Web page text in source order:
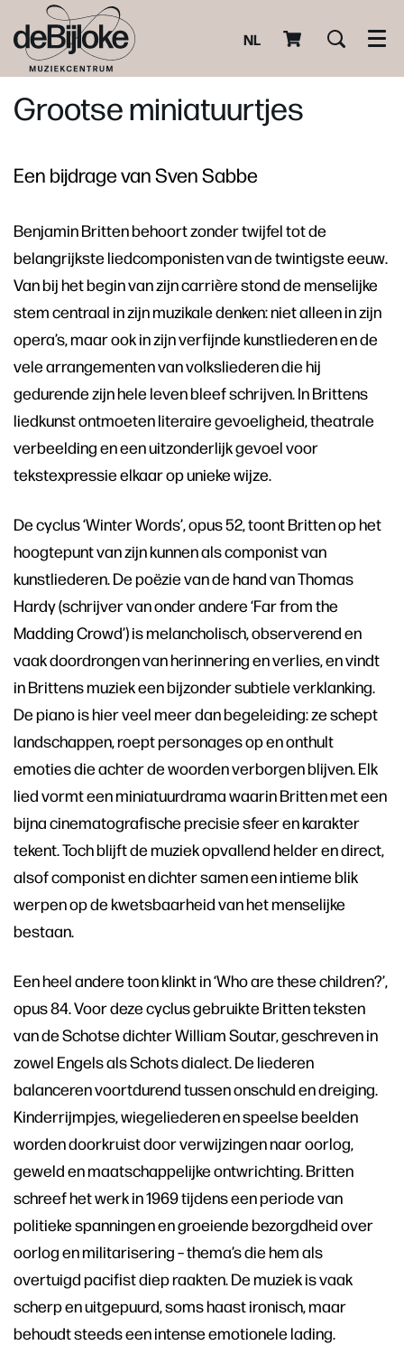
NL
Grootse miniatuurtjes
Een bijdrage van Sven Sabbe
Benjamin Britten behoort zonder twijfel tot de
belangrijkste liedcomponisten van de twintigste eeuw.
Van bij het begin van zijn carrière stond de menselijke
stem centraal in zijn muzikale denken: niet alleen in zijn
opera’s, maar ook in zijn verfijnde kunstliederen en de
vele arrangementen van volksliederen die hij
gedurende zijn hele leven bleef schrijven. In Brittens
liedkunst ontmoeten literaire gevoeligheid, theatrale
verbeelding en een uitzonderlijk gevoel voor
tekstexpressie elkaar op unieke wijze.
De cyclus ‘Winter Words’, opus 52, toont Britten op het
hoogtepunt van zijn kunnen als componist van
kunstliederen. De poëzie van de hand van Thomas
Hardy (schrijver van onder andere ‘Far from the
Madding Crowd’) is melancholisch, observerend en
vaak doordrongen van herinnering en verlies, en vindt
in Brittens muziek een bijzonder subtiele verklanking.
De piano is hier veel meer dan begeleiding: ze schept
landschappen, roept personages op en onthult
emoties die achter de woorden verborgen blijven. Elk
lied vormt een miniatuurdrama waarin Britten met een
bijna cinematografische precisie sfeer en karakter
tekent. Toch blijft de muziek opvallend helder en direct,
alsof componist en dichter samen een intieme blik
werpen op de kwetsbaarheid van het menselijke
bestaan.
Een heel andere toon klinkt in ‘Who are these children?’,
opus 84. Voor deze cyclus gebruikte Britten teksten
van de Schotse dichter William Soutar, geschreven in
zowel Engels als Schots dialect. De liederen
balanceren voortdurend tussen onschuld en dreiging.
Kinderrijmpjes, wiegeliederen en speelse beelden
worden doorkruist door verwijzingen naar oorlog,
geweld en maatschappelijke ontwrichting. Britten
schreef het werk in 1969 tijdens een periode van
politieke spanningen en groeiende bezorgdheid over
oorlog en militarisering – thema’s die hem als
overtuigd pacifist diep raakten. De muziek is vaak
scherp en uitgepuurd, soms haast ironisch, maar
behoudt steeds een intense emotionele lading.